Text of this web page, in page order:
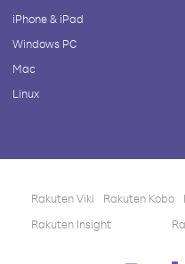
iPhone & iPad
Windows PC
Mac
Linux
Rakuten Viki Rakuten Kobo
Rakuten Insight